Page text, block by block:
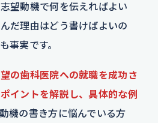
望動機で何を伝えればよい
だ理由はどう書けばよいの
事実です。
の歯科医院への就職を成功さ
イントを解説し、具体的な例
機の書き方に悩んでいる方